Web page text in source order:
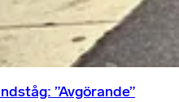
”Avgörande”